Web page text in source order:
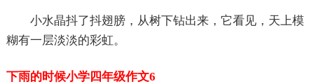
小水晶抖了抖翅膀，从树下钻出来，它看见，天上模
糊有一层淡淡的彩虹。
下雨的时候小学四年级作文6